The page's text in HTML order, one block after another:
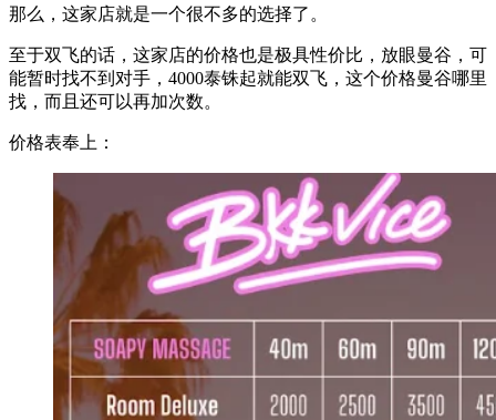
那么，这家店就是一个很不多的选择了。
至于双飞的话，这家店的价格也是极具性价比，放眼曼谷，可
能暂时找不到对手，4000泰铢起就能双飞，这个价格曼谷哪里
找，而且还可以再加次数。
价格表奉上：